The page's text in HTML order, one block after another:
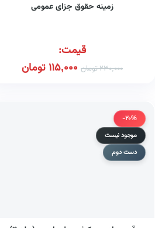
زمینه حقوق جزای عمومی
قیمت:
230,000تومان 115,000تومان
-20%
موجود نیست
دست دوم